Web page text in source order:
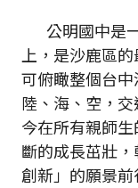
公明國中是
上，是沙鹿區
可俯瞰整個台
陸、海、空，
今在所有親師
斷的成長茁壯
創新」的願景前